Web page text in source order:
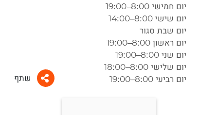
יום חמישי 8:00–19:00
יום שישי 8:00–14:00
יום שבת סגור
יום ראשון 8:00–19:00
יום שני 8:00–19:00
יום שלישי 8:00–18:00
יום רביעי 8:00–19:00
שתף